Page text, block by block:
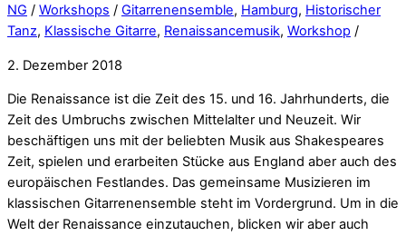
NG / Workshops / Gitarrenensemble, Hamburg, Historischer
Tanz, Klassische Gitarre, Renaissancemusik, Workshop /
2. Dezember 2018
Die Renaissance ist die Zeit des 15. und 16. Jahrhunderts, die
Zeit des Umbruchs zwischen Mittelalter und Neuzeit. Wir
beschäftigen uns mit der beliebten Musik aus Shakespeares
Zeit, spielen und erarbeiten Stücke aus England aber auch des
europäischen Festlandes. Das gemeinsame Musizieren im
klassischen Gitarrenensemble steht im Vordergrund. Um in die
Welt der Renaissance einzutauchen, blicken wir aber auch